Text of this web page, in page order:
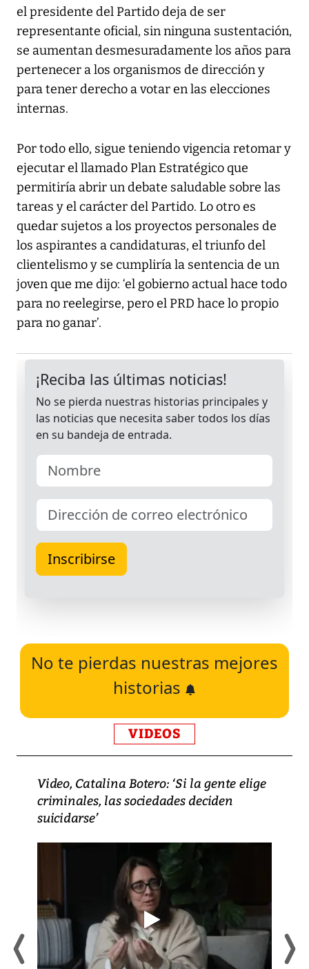
el presidente del Partido deja de ser
representante oficial, sin ninguna sustentación,
se aumentan desmesuradamente los años para
pertenecer a los organismos de dirección y
para tener derecho a votar en las elecciones
internas.
Por todo ello, sigue teniendo vigencia retomar y
ejecutar el llamado Plan Estratégico que
permitiría abrir un debate saludable sobre las
tareas y el carácter del Partido. Lo otro es
quedar sujetos a los proyectos personales de
los aspirantes a candidaturas, el triunfo del
clientelismo y se cumpliría la sentencia de un
joven que me dijo: ‘el gobierno actual hace todo
para no reelegirse, pero el PRD hace lo propio
para no ganar’.
No te pierdas nuestras mejores
historias
VIDEOS
Video, Catalina Botero: ‘Si la gente elige
criminales, las sociedades deciden
suicidarse’